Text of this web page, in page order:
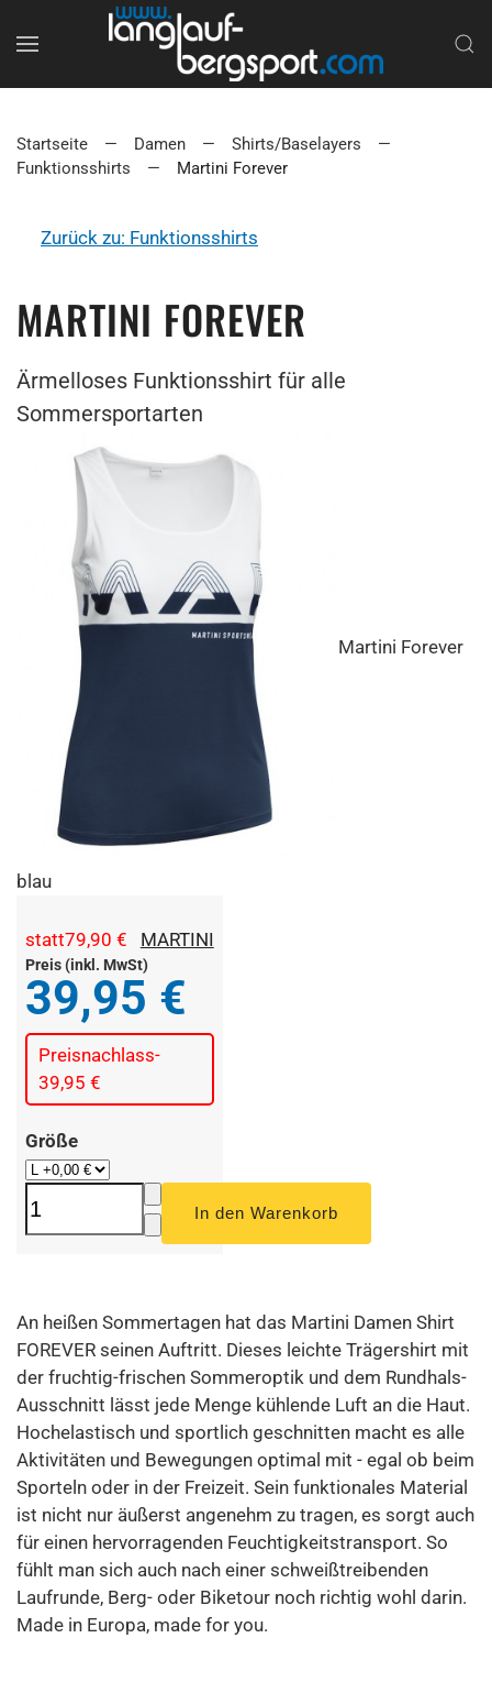
Startseite Damen
Shirts/Baselayers
Funktionsshirts
Martini Forever
Zurück zu: Funktionsshirts
MARTINI FOREVER
Ärmelloses Funktionsshirt für alle
Sommersportarten
Martini Forever
blau
MARTINI
statt79,90 €
Preis (inkl. MwSt)
39,95 €
Preisnachlass-
39,95 €
Größe
An heißen Sommertagen hat das Martini Damen Shirt
FOREVER seinen Auftritt. Dieses leichte Trägershirt mit
der fruchtig-frischen Sommeroptik und dem Rundhals-
Ausschnitt lässt jede Menge kühlende Luft an die Haut.
Hochelastisch und sportlich geschnitten macht es alle
Aktivitäten und Bewegungen optimal mit - egal ob beim
Sporteln oder in der Freizeit. Sein funktionales Material
ist nicht nur äußerst angenehm zu tragen, es sorgt auch
für einen hervorragenden Feuchtigkeitstransport. So
fühlt man sich auch nach einer schweißtreibenden
Laufrunde, Berg- oder Biketour noch richtig wohl darin.
Made in Europa, made for you.